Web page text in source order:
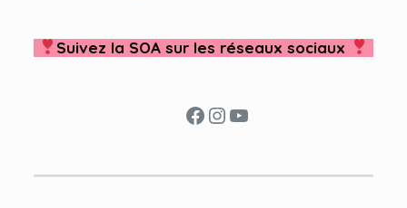
Suivez la SOA sur les réseaux sociaux
Facebook
Instagram
YouTube